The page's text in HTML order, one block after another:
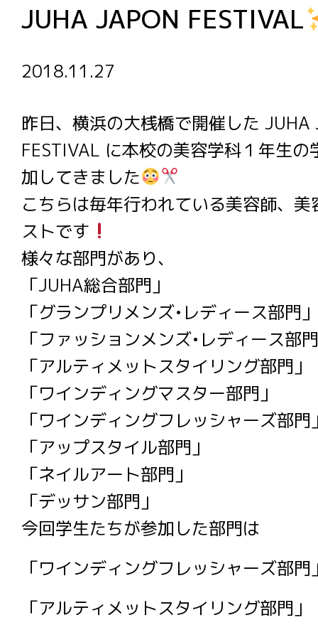
JUHA JAPON FESTIVAL
2018.11.27
昨日、横浜の大桟橋で開催した JUHA
FESTIVAL に本校の美容学科１年生の
加してきました
こちらは毎年行われている美容師、
ストです
様々な部門があり、
「JUHA総合部門」
「グランプリメンズ•レディース部門」
「ファッションメンズ•レディース部
「アルティメットスタイリング部門」
「ワインディングマスター部門」
「ワインディングフレッシャーズ部門
「アップスタイル部門」
「ネイルアート部門」
「デッサン部門」
今回学生たちが参加した部門は
「ワインディングフレッシャーズ部門
「アルティメットスタイリング部門」